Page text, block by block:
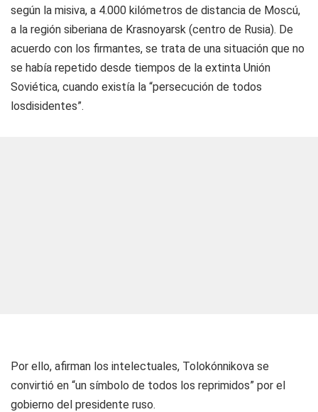
según la misiva, a 4.000 kilómetros de distancia de Moscú,
a la región siberiana de Krasnoyarsk (centro de Rusia). De
acuerdo con los firmantes, se trata de una situación que no
se había repetido desde tiempos de la extinta Unión
Soviética, cuando existía la “persecución de todos
losdisidentes”.
Por ello, afirman los intelectuales, Tolokónnikova se
convirtió en “un símbolo de todos los reprimidos” por el
gobierno del presidente ruso.